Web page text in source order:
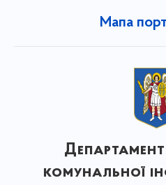
Мапа
комунальної